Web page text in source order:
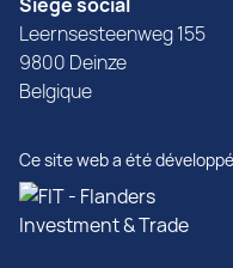
Leernsesteenweg 155
9800 Deinze
Belgique
Ce site web a été